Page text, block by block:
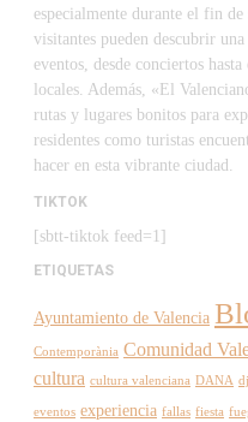
especialmente durante el fin
visitantes pueden descubrir
eventos, desde conciertos
locales. Además, «El
rutas y lugares bonitos para
residentes como turistas
hacer en esta vibrante ciudad.
TIKTOK
[sbtt-tiktok feed=1]
ETIQUETAS
Ayuntamiento de Valencia
Contemporània Comunidad
cultura cultura valenciana DANA
eventos experiencia fallas fiesta